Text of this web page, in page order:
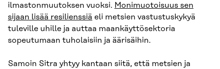
ilmastonmuutoksen vuoksi. Monimuotoisuus sen
sijaan lisää resilienssiä eli metsien vastustuskykyä
tuleville uhille ja auttaa maankäyttösektoria
sopeutumaan tuholaisiin ja äärisäihin.
Samoin Sitra yhtyy kantaan siitä, että metsien ja